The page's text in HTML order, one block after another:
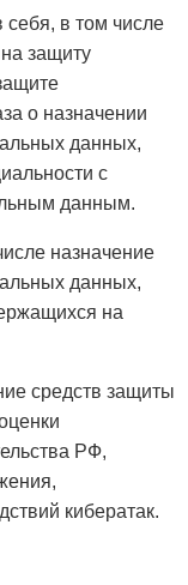
в том числе
защиту
о назначении
данных,
с
данным.
назначение
данных,
на
средств защиты
РФ,
кибератак.